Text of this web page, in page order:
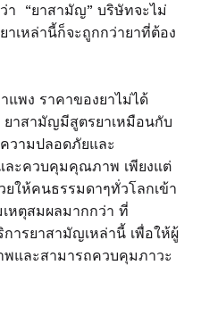
า “ยาสามัญ” บริษัทจะไม่
าเหล่านี้ก็จะถูกกว่ายาที่ต้อง
แพง ราคาของยาไม่ได้
ยาสามัญมีสูตรยาเหมือนกับ
วามปลอดภัยและ
ะควบคุมคุณภาพ เพียงแต่
ให้คนธรรมดาๆทั่วโลกเข้า
หตุสมผลมากกว่า ที่
การยาสามัญเหล่านี้ เพื่อให้ผู้
พและสามารถควบคุมภาวะ